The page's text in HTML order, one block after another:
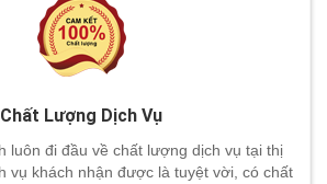
Chất Lượng Dịch Vụ
luôn đi đầu về chất lượng dịch vụ tại thị
vụ khách nhận được là tuyệt vời, có chất